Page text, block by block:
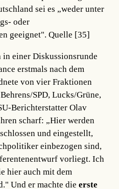
sei es „weder unter
oder
geeignet".Quelle [35]
in einer Diskussionsrunde
erstmals nach dem
von vier Fraktionen
SPD, Lucks/Grüne,
Berichterstatter Olav
scharf: „Hier werden
und eingestellt,
einbezogen sind,
vorliegt. Ich
hier auch mit dem
Und er machte dieerste